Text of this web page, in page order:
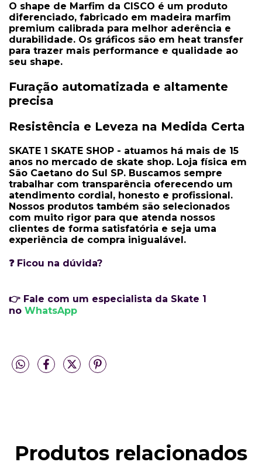
O shape de Marfim da CISCO é um produto
diferenciado, fabricado em madeira marfim
premium calibrada para melhor aderência e
durabilidade. Os gráficos são em heat transfer
para trazer mais performance e qualidade ao
seu shape.
Furação automatizada e altamente
precisa
Resistência e Leveza na Medida Certa
SKATE 1 SKATE SHOP - atuamos há mais de 15
anos no mercado de skate shop. Loja física em
São Caetano do Sul SP. Buscamos sempre
trabalhar com transparência oferecendo um
atendimento cordial, honesto e profissional.
Nossos produtos também são selecionados
com muito rigor para que atenda nossos
clientes de forma satisfatória e seja uma
experiência de compra inigualável.
❓ Ficou na dúvida?
👉 Fale com um especialista da Skate 1
no WhatsApp
Produtos relacionados